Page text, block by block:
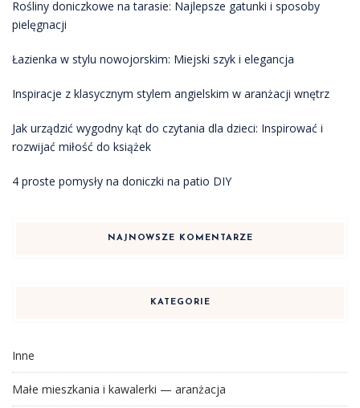
Rośliny doniczkowe na tarasie: Najlepsze gatunki i sposoby
pielęgnacji
Łazienka w stylu nowojorskim: Miejski szyk i elegancja
Inspiracje z klasycznym stylem angielskim w aranżacji wnętrz
Jak urządzić wygodny kąt do czytania dla dzieci: Inspirować i
rozwijać miłość do książek
4 proste pomysły na doniczki na patio DIY
NAJNOWSZE KOMENTARZE
KATEGORIE
Inne
Małe mieszkania i kawalerki — aranżacja